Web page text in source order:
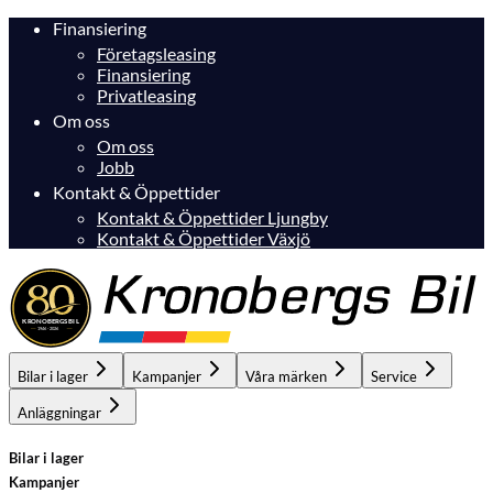
Finansiering
Företagsleasing
Finansiering
Privatleasing
Om oss
Om oss
Jobb
Kontakt & Öppettider
Kontakt & Öppettider Ljungby
Kontakt & Öppettider Växjö
Bilar i lager Kampanjer Våra märken Service
Anläggningar
Bilar i lager
Kampanjer